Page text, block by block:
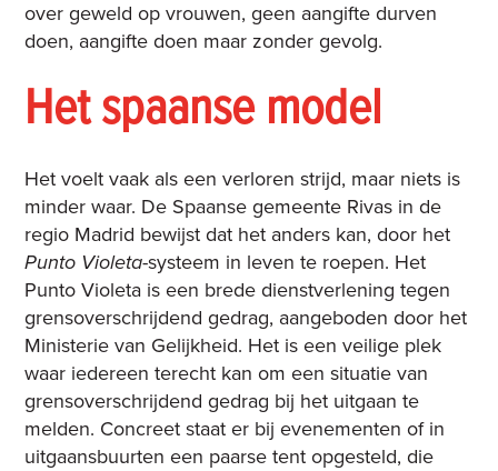
over geweld op vrouwen, geen aangifte durven
doen, aangifte doen maar zonder gevolg.
Het spaanse model
Het voelt vaak als een verloren strijd, maar niets is
minder waar. De Spaanse gemeente Rivas in de
regio Madrid bewijst dat het anders kan, door het
Punto Violeta-systeem in leven te roepen. Het
Punto Violeta is een brede dienstverlening tegen
grensoverschrijdend gedrag, aangeboden door het
Ministerie van Gelijkheid. Het is een veilige plek
waar iedereen terecht kan om een situatie van
grensoverschrijdend gedrag bij het uitgaan te
melden. Concreet staat er bij evenementen of in
uitgaansbuurten een paarse tent opgesteld, die